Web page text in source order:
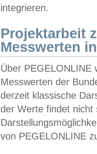
integrieren.
Projektarbeit
Messwerten
Über PEGELONLINE
Messwerten der
derzeit klassische
der Werte findet
von PEGELONLINE